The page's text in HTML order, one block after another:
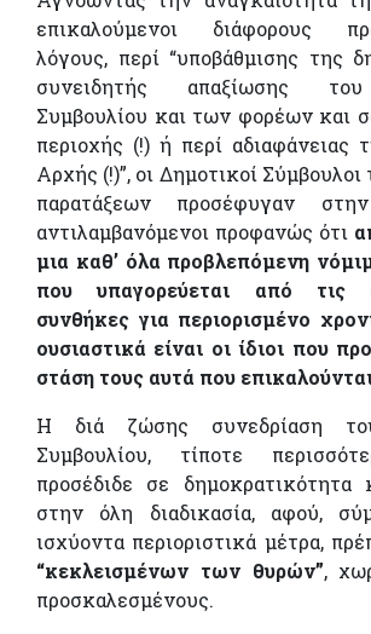
επικαλούμενοι διάφορους
λόγους, περί “υποβάθμισης της
συνειδητής απαξίωσης
Συμβουλίου και των φορέων και
περιοχής (!) ή περί αδιαφάνειας
Αρχής (!)”, οι Δημοτικοί
παρατάξεων προσέφυγαν
αντιλαμβανόμενοι προφανώς ότι
μια καθ’ όλα προβλεπόμενη
που υπαγορεύεται από τις
συνθήκες για περιορισμένο
ουσιαστικά είναι οι ίδιοι που
στάση τους αυτά που
Η διά ζώσης συνεδρίαση
Συμβουλίου, τίποτε
προσέδιδε σε δημοκρατικότητα
στην όλη διαδικασία, αφού,
ισχύοντα περιοριστικά μέτρα,
“κεκλεισμένων των θυρών”,
προσκαλεσμένους.